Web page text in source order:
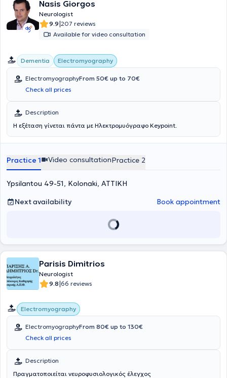
Nasis Giorgos
Neurologist
9.9|207 reviews
Available for video consultation
Dementia Electromyography
ElectromyographyFrom 50€ up to 70€
Check all prices
Description
Η εξέταση γίνεται πάντα με Ηλεκτρομυόγραφο Keypoint.
Practice 1 Video consultationPractice 2
Ypsilantou 49-51, Kolonaki, ΑΤΤΙΚΗ
Next availability
Book appointment
Parisis Dimitrios
Neurologist
9.8|66 reviews
Electromyography
ElectromyographyFrom 80€ up to 130€
Check all prices
Description
Πραγματοποιείται νευροφυσιολογικός έλεγχος